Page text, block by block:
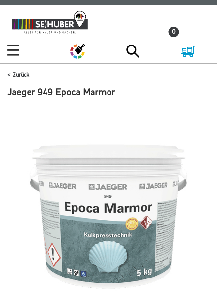
Zum
Inhalt
Zum
Navigationsmenü
0
Zurück
Jaeger 949 Epoca Marmor